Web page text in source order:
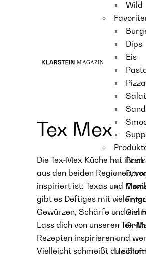
Wild
Dips
Eis
Pizza
Salat
Tex Mex
Die Tex-Mex Küche hat ihren
aus den beiden Regionen,
inspiriert ist: Texas und
gibt es Deftiges mit vielen,
Gewürzen, Schärfe und viel
Lass dich von unseren Tex-
Rezepten inspirieren und
Vielleicht schmeißt du schon